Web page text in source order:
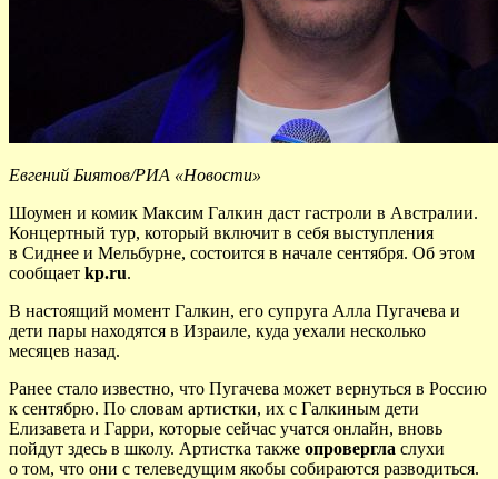
Евгений Биятов/РИА «Новости»
Шоумен и комик Максим Галкин даст гастроли в Австралии.
Концертный тур, который включит в себя выступления
в Сиднее и Мельбурне, состоится в начале сентября. Об этом
сообщает kp.ru.
В настоящий момент Галкин, его супруга Алла Пугачева и
дети пары находятся в Израиле, куда уехали несколько
месяцев назад.
Ранее стало известно, что Пугачева может вернуться в Россию
к сентябрю. По словам артистки, их с Галкиным дети
Елизавета и Гарри, которые сейчас учатся онлайн, вновь
пойдут здесь в школу. Артистка также опровергла слухи
о том, что они с телеведущим якобы собираются разводиться.